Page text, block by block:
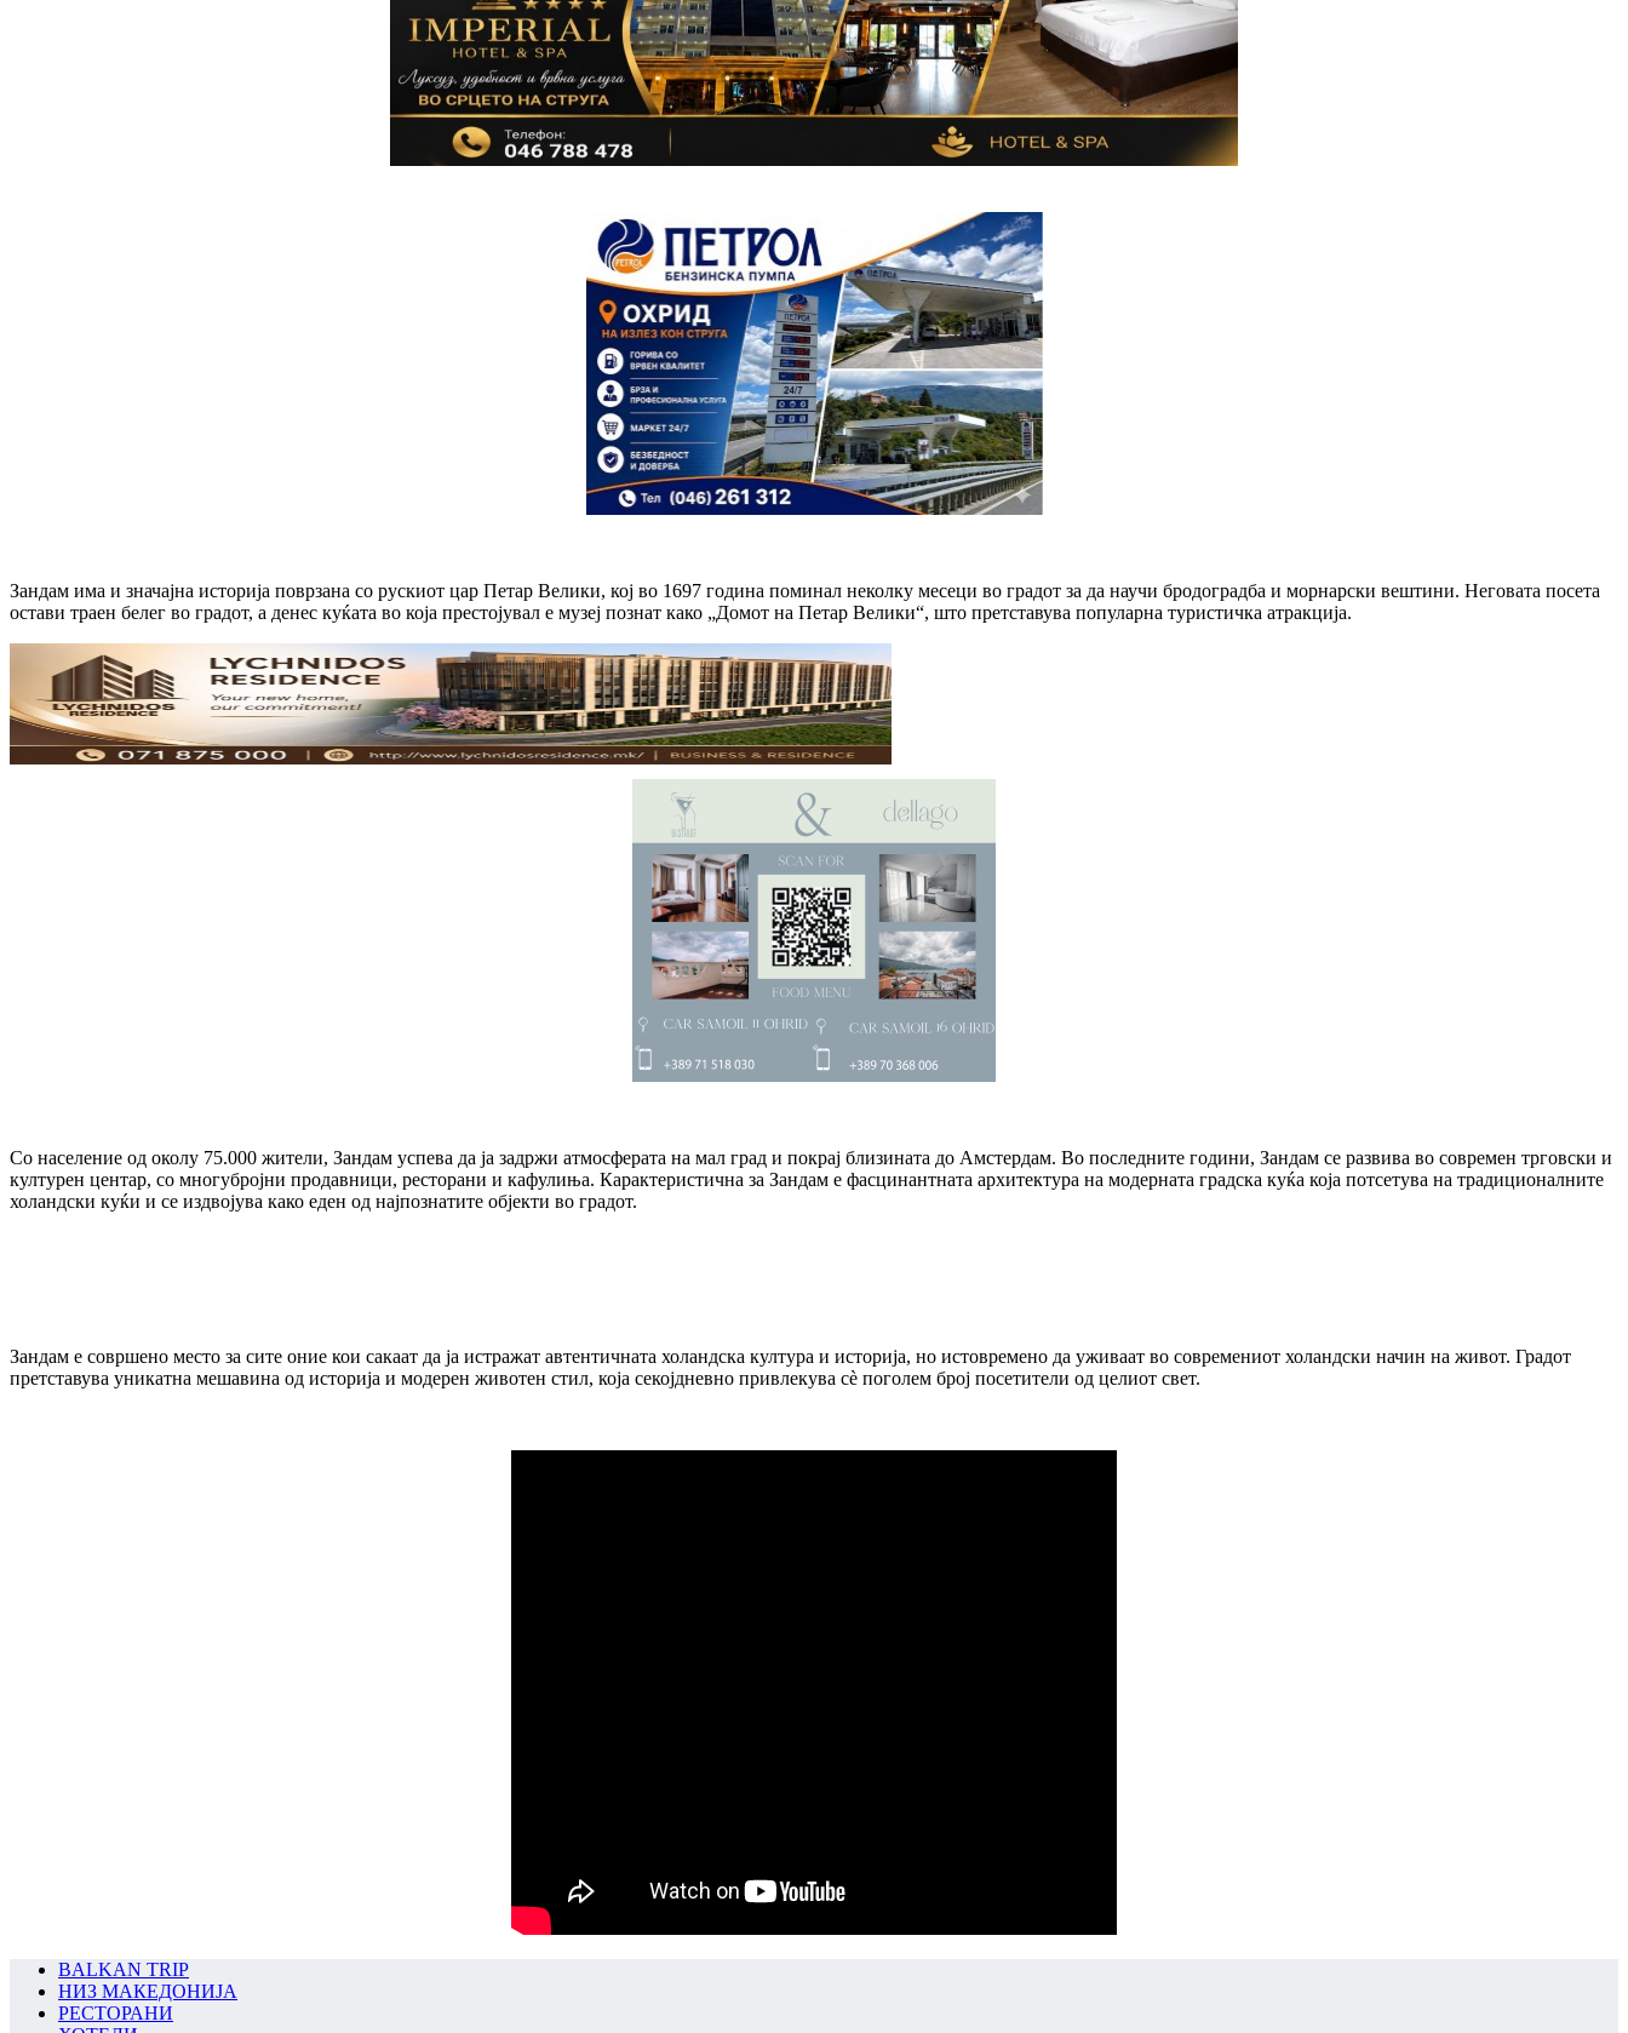
Зандам има и значајна историја поврзана со рускиот цар Петар Велики, кој во 1697 година поминал неколку месеци во градот за да научи бродоградба и морнарски вештини. Неговата посета
остави траен белег во градот, а денес куќата во која престојувал е музеј познат како „Домот на Петар Велики“, што претставува популарна туристичка атракција.
Со население од околу 75.000 жители, Зандам успева да ја задржи атмосферата на мал град и покрај близината до Амстердам. Во последните години, Зандам се развива во современ трговски и
културен центар, со многубројни продавници, ресторани и кафулиња. Карактеристична за Зандам е фасцинантната архитектура на модерната градска куќа која потсетува на традиционалните
холандски куќи и се издвојува како еден од најпознатите објекти во градот.
Зандам е совршено место за сите оние кои сакаат да ја истражат автентичната холандска култура и историја, но истовремено да уживаат во современиот холандски начин на живот. Градот
претставува уникатна мешавина од историја и модерен животен стил, која секојдневно привлекува сè поголем број посетители од целиот свет.
BALKAN TRIP
НИЗ МАКЕДОНИЈА
РЕСТОРАНИ